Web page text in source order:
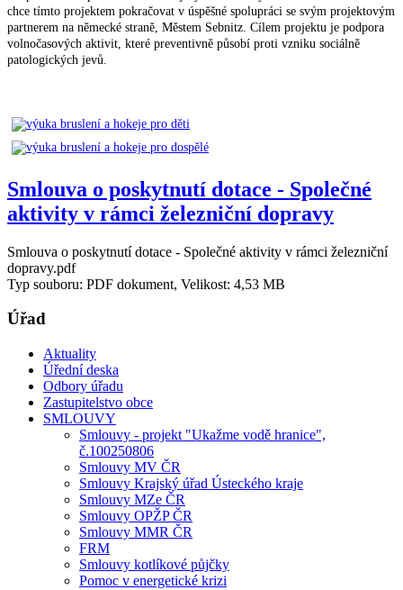
chce tímto projektem pokračovat v úspěšné spolupráci se svým projektovým
partnerem na německé straně, Městem Sebnitz. Cílem projektu je podpora
volnočasových aktivit, které preventivně působí proti vzniku sociálně
patologických jevů.
Smlouva o poskytnutí dotace - Společné
aktivity v rámci železniční dopravy
Smlouva o poskytnutí dotace - Společné aktivity v rámci železniční
dopravy.pdf
Typ souboru: PDF dokument, Velikost: 4,53 MB
Úřad
Aktuality
Úřední deska
Odbory úřadu
Zastupitelstvo obce
SMLOUVY
Smlouvy - projekt "Ukažme vodě hranice",
č.100250806
Smlouvy MV ČR
Smlouvy Krajský úřad Ústeckého kraje
Smlouvy MZe ČR
Smlouvy OPŽP ČR
Smlouvy MMR ČR
FRM
Smlouvy kotlíkové půjčky
Pomoc v energetické krizi